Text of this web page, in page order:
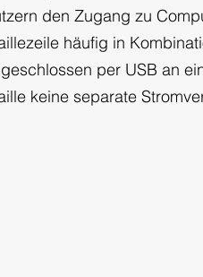
den Zugang zu
häufig in
per USB an
keine separate